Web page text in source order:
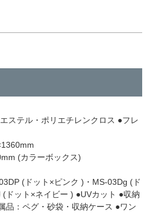
ステル・ポリエチレンクロス ●フレ
(カラーボックス)
(ドット×ピンク )・MS-03Dg (ド
ドット×ネイビー ) ●UVカット ●収納
品：ペグ・砂袋・収納ケース ●ワン